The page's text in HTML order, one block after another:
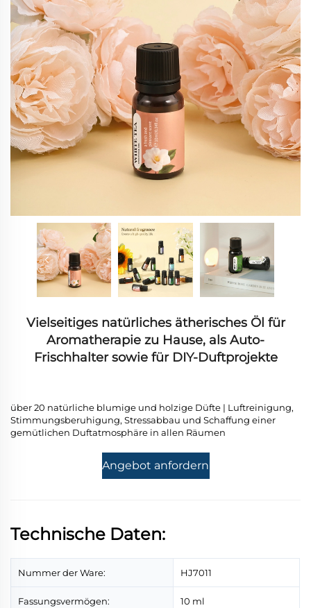
Vielseitiges natürliches ätherisches Öl für
Aromatherapie zu Hause, als Auto-
Frischhalter sowie für DIY-Duftprojekte
über 20 natürliche blumige und holzige Düfte | Luftreinigung,
Stimmungsberuhigung, Stressabbau und Schaffung einer
gemütlichen Duftatmosphäre in allen Räumen
Angebot anfordern
Technische Daten:
Nummer der Ware: HJ7011
Fassungsvermögen: 10 ml